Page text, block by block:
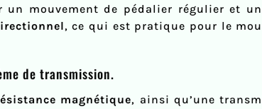
un mouvement de pédalier régulier et
, ce qui est pratique pour le
de transmission.
magnétique, ainsi qu’une